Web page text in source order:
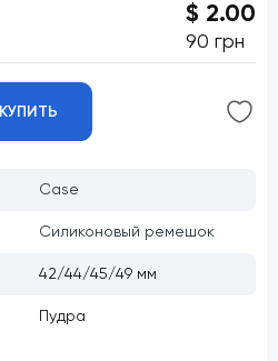
$ 2.00
90 грн
КУПИТЬ
Case
Силиконовый ремешок
42/44/45/49 мм
Пудра